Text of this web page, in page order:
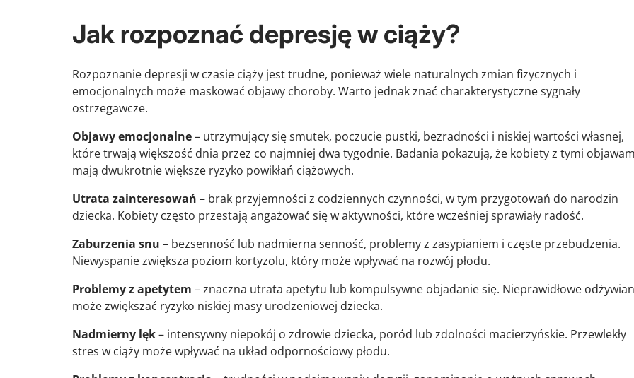
Jak rozpoznać depresję w ciąży?
Rozpoznanie depresji w czasie ciąży jest trudne, ponieważ wiele naturalnych zmian fizycznych i
emocjonalnych może maskować objawy choroby. Warto jednak znać charakterystyczne sygnały
ostrzegawcze.
Objawy emocjonalne– utrzymujący się smutek, poczucie pustki, bezradności i niskiej wartości własnej,
które trwają większość dnia przez co najmniej dwa tygodnie. Badania pokazują, że kobiety z tymi
mają dwukrotnie większe ryzyko powikłań ciążowych.
Utrata zainteresowań – brak przyjemności z codziennych czynności, w tym przygotowań do narodzin
dziecka. Kobiety często przestają angażować się w aktywności, które wcześniej sprawiały radość.
Zaburzenia snu – bezsenność lub nadmierna senność, problemy z zasypianiem i częste przebudzenia.
Niewyspanie zwiększa poziom kortyzolu, który może wpływać na rozwój płodu.
Problemy z apetytem – znaczna utrata apetytu lub kompulsywne objadanie się. Nieprawidłowe
może zwiększać ryzyko niskiej masy urodzeniowej dziecka.
Nadmierny lęk– intensywny niepokój o zdrowie dziecka, poród lub zdolności macierzyńskie. Przewlekły
stres w ciąży może wpływać na układ odpornościowy płodu.